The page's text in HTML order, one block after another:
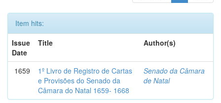
Item hits:
Issue
Date
Title Author(s)
1659
1º Livro de Registro de Cartas
e Provisões do Senado da
Câmara do Natal 1659- 1668
Senado da Câmara
de Natal